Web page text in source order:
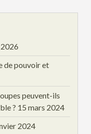
de pouvoir et
peuvent-ils
? 15 mars 2024
2024